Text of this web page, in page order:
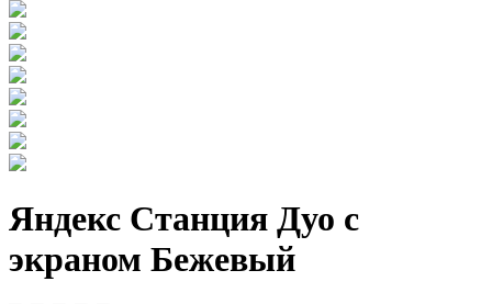
Яндекс Станция Дуо с
экраном Бежевый